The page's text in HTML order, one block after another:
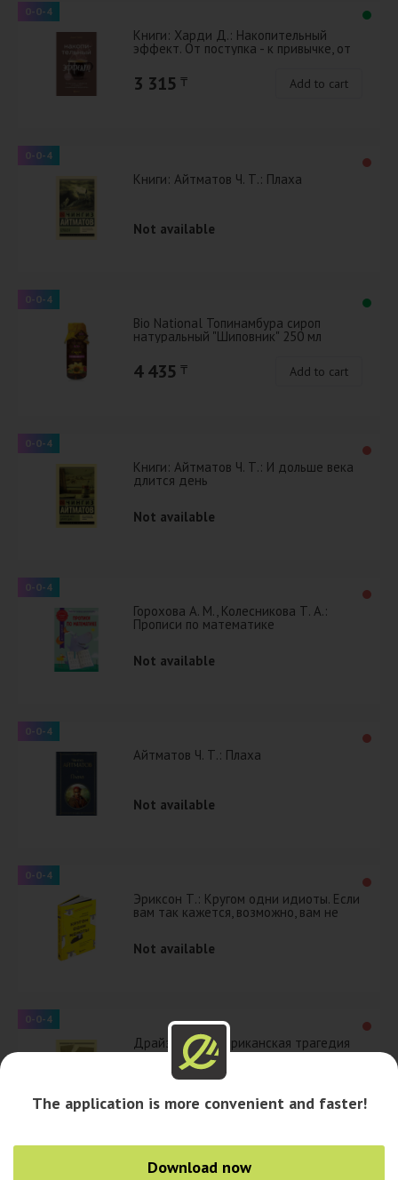
0-0-4
Книги: Харди Д.: Накопительный
эффект. От поступка - к привычке, от
результатам т.о
3 315 ₸ Add to cart
0-0-4
Книги: Айтматов Ч. Т.: Плаха
Not available
0-0-4
Вio National Топинамбура сироп
натуральный "Шиповник" 250 мл
4 435 ₸ Add to cart
0-0-4
Книги: Айтматов Ч. Т.: И дольше века
длится день
Not available
0-0-4
Горохова А. М., Колесникова Т. А.:
Прописи по математике
Not available
0-0-4
Айтматов Ч. Т.: Плаха
Not available
0-0-4
Эриксон Т.: Кругом одни идиоты. Если
вам так кажется, возможно, вам не
Not available
0-0-4
Драйзер Т.: Американская трагедия
1 2
The application is more convenient and faster!
Download now